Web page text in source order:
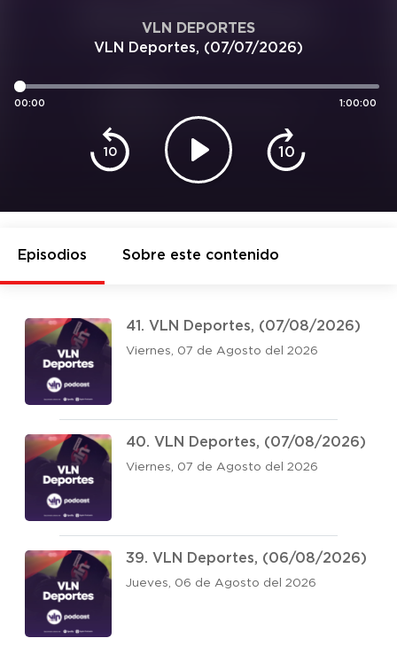
VLN DEPORTES
VLN Deportes, (07/07/2026)
00:00 1:00:00
10 10
Episodios Sobre este contenido
41. VLN Deportes, (07/08/2026)
Viernes, 07 de Agosto del 2026
40. VLN Deportes, (07/08/2026)
Viernes, 07 de Agosto del 2026
39. VLN Deportes, (06/08/2026)
Jueves, 06 de Agosto del 2026